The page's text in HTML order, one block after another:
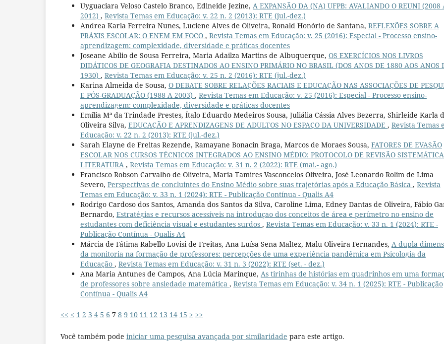
Uyguaciara Veloso Castelo Branco, Edineide Jezine, A EXPANSÃO DA (NA) UFPB: AVALIANDO O REUNI (2008
2012) , Revista Temas em Educação: v. 22 n. 2 (2013): RTE (jul.-dez.)
Andrea Karla Ferreira Nunes, Luciene Alves de Oliveira, Ronald Honório de Santana, REFLEXÕES SOBRE A
PRÁXIS ESCOLAR: O ENEM EM FOCO , Revista Temas em Educação: v. 25 (2016): Especial - Processo ensino-
aprendizagem: complexidade, diversidade e práticas docentes
Joseane Abílio de Sousa Ferreira, Maria Adailza Martins de Albuquerque, OS EXERCÍCIOS NOS LIVROS
DIDÁTICOS DE GEOGRAFIA DESTINADOS AO ENSINO PRIMÁRIO NO BRASIL (DOS ANOS DE 1880 AOS ANOS
1930) , Revista Temas em Educação: v. 25 n. 2 (2016): RTE (jul.-dez.)
Karina Almeida de Sousa, O DEBATE SOBRE RELAÇÕES RACIAIS E EDUCAÇÃO NAS ASSOCIAÇÕES DE
E PÓS-GRADUAÇÃO (1988 A 2003) , Revista Temas em Educação: v. 25 (2016): Especial - Processo ensino-
aprendizagem: complexidade, diversidade e práticas docentes
Emília Mª da Trindade Prestes, Ítalo Eduardo Medeiros Sousa, Juliália Cássia Alves Bezerra, Shirleide Karla
Oliveira Silva, EDUCAÇÃO E APRENDIZAGENS DE ADULTOS NO ESPAÇO DA UNIVERSIDADE , Revista Temas
Educação: v. 22 n. 2 (2013): RTE (jul.-dez.)
Sarah Elayne de Freitas Rezende, Ramayane Bonacin Braga, Marcos de Moraes Sousa, FATORES DE EVASÃO
ESCOLAR NOS CURSOS TÉCNICOS INTEGRADOS AO ENSINO MÉDIO: PROTOCOLO DE REVISÃO
LITERATURA , Revista Temas em Educação: v. 31 n. 2 (2022): RTE (mai.- ago.)
Francisco Robson Carvalho de Oliveira, Maria Tamires Vasconcelos Oliveira, José Leonardo Rolim de Lima
Severo, Perspectivas de concluintes do Ensino Médio sobre suas trajetórias após a Educação Básica , Revista
Temas em Educação: v. 33 n. 1 (2024): RTE - Publicação Contínua - Qualis A4
Rodrigo Cardoso dos Santos, Amanda dos Santos da Silva, Caroline Lima, Edney Dantas de Oliveira, Fábio
Bernardo, Estratégias e recursos acessíveis na introduçao dos conceitos de área e perímetro no ensino de
estudantes com deficiência visual e estudantes surdos , Revista Temas em Educação: v. 33 n. 1 (2024): RTE -
Publicação Contínua - Qualis A4
Márcia de Fátima Rabello Lovisi de Freitas, Ana Luísa Sena Maltez, Malu Oliveira Fernandes, A dupla
da monitoria na formação de professores: percepções de uma experiência pandêmica em Psicologia da
Educação , Revista Temas em Educação: v. 31 n. 3 (2022): RTE (set. - dez.)
Ana Maria Antunes de Campos, Ana Lúcia Marinque, As tirinhas de histórias em quadrinhos em uma
de professores sobre ansiedade matemática , Revista Temas em Educação: v. 34 n. 1 (2025): RTE - Publicação
Contínua - Qualis A4
<< < 1 2 3 4 5 6 7 8 9 10 11 12 13 14 15 > >>
Você também pode iniciar uma pesquisa avançada por similaridade para este artigo.